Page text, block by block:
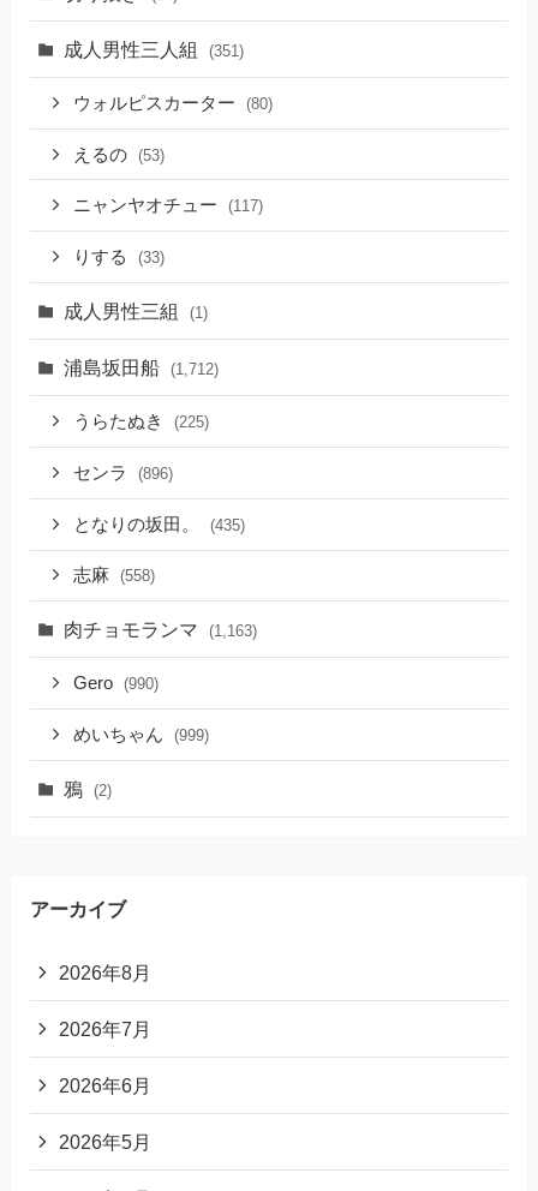
成人男性三人組 (351)
ウォルピスカーター (80)
えるの (53)
ニャンヤオチュー (117)
りする (33)
成人男性三組 (1)
浦島坂田船 (1,712)
うらたぬき (225)
センラ (896)
となりの坂田。 (435)
志麻 (558)
肉チョモランマ (1,163)
Gero (990)
めいちゃん (999)
鴉 (2)
アーカイブ
2026年8月
2026年7月
2026年6月
2026年5月